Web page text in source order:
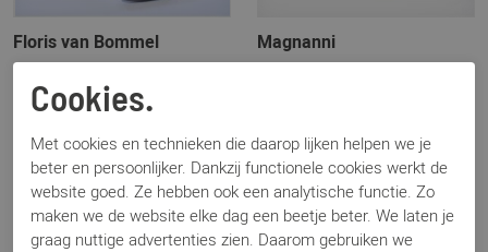
Floris van Bommel
CFM-10044 wit
€ 89,95
Magnanni
Cookies.
Met cookies en technieken die daarop lijken helpen we je
beter en persoonlijker. Dankzij functionele cookies werkt de
website goed. Ze hebben ook een analytische functie. Zo
maken we de website elke dag een beetje beter. We laten je
graag nuttige advertenties zien. Daarom gebruiken we